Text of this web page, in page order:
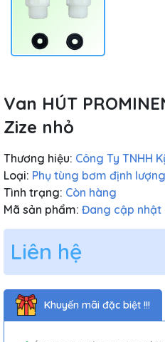
Van HÚT
Zize nhỏ
Thương hiệu: Công Ty TNHH
Loại: Phụ tùng bơm định lượng
Tình trạng: Còn hàng
Mã sản phẩm: Đang cập nhật
Liên hệ
Khuyến mãi đặc biệt !!!